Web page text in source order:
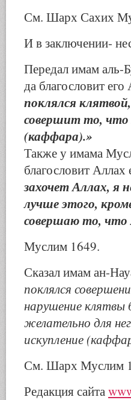
См. Шарх Сахих
И в заключении-
Передал имам аль-
да благословит
поклялся
совершит то, что
(каффара).»
Также у имама
благословит Аллах
захочет Аллах, я
лучше этого,
совершаю то, что
Муслим 1649.
Сказал имам ан-
поклялся
нарушение клятвы
желательно для
искупление
См. Шарх Муслим
Редакция сайта